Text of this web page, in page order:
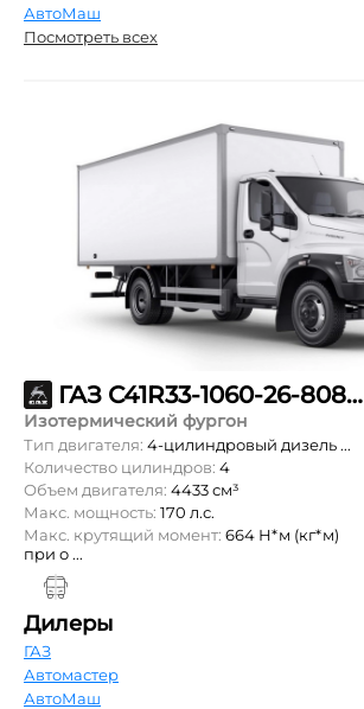
АвтоМаш
Посмотреть всех
ГАЗ С41R33-1060-26-808-99-00-000
Изотермический фургон
Тип двигателя: 4-цилиндровый дизель ...
Количество цилиндров: 4
Объем двигателя: 4433 см³
Макс. мощность: 170 л.с.
Макс. крутящий момент: 664 Н*м (кг*м)
при о ...
Дилеры
ГАЗ
Автомастер
АвтоМаш